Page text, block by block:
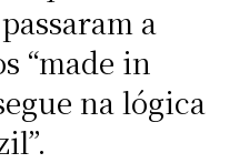
a
“made in
na lógica